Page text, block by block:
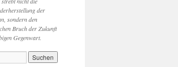
der
sondern den
Bruch der Zukunft
Gegenwart.